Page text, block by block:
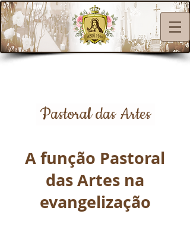
Pastoral das Artes
A função Pastoral
das Artes na
evangelização